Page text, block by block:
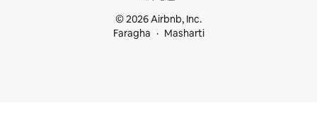
© 2026 Airbnb, Inc.
Faragha
Masharti